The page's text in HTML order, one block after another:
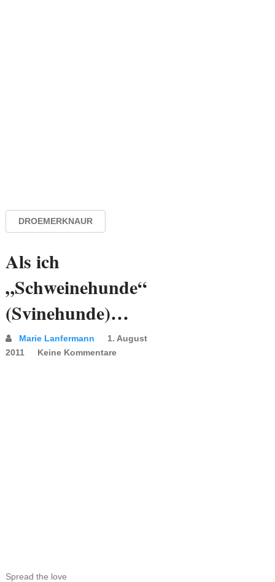
DROEMERKNAUR
Als ich
„Schweinehunde“
(Svinehunde)…
Marie Lanfermann
1. August
2011
Keine Kommentare
Spread the love